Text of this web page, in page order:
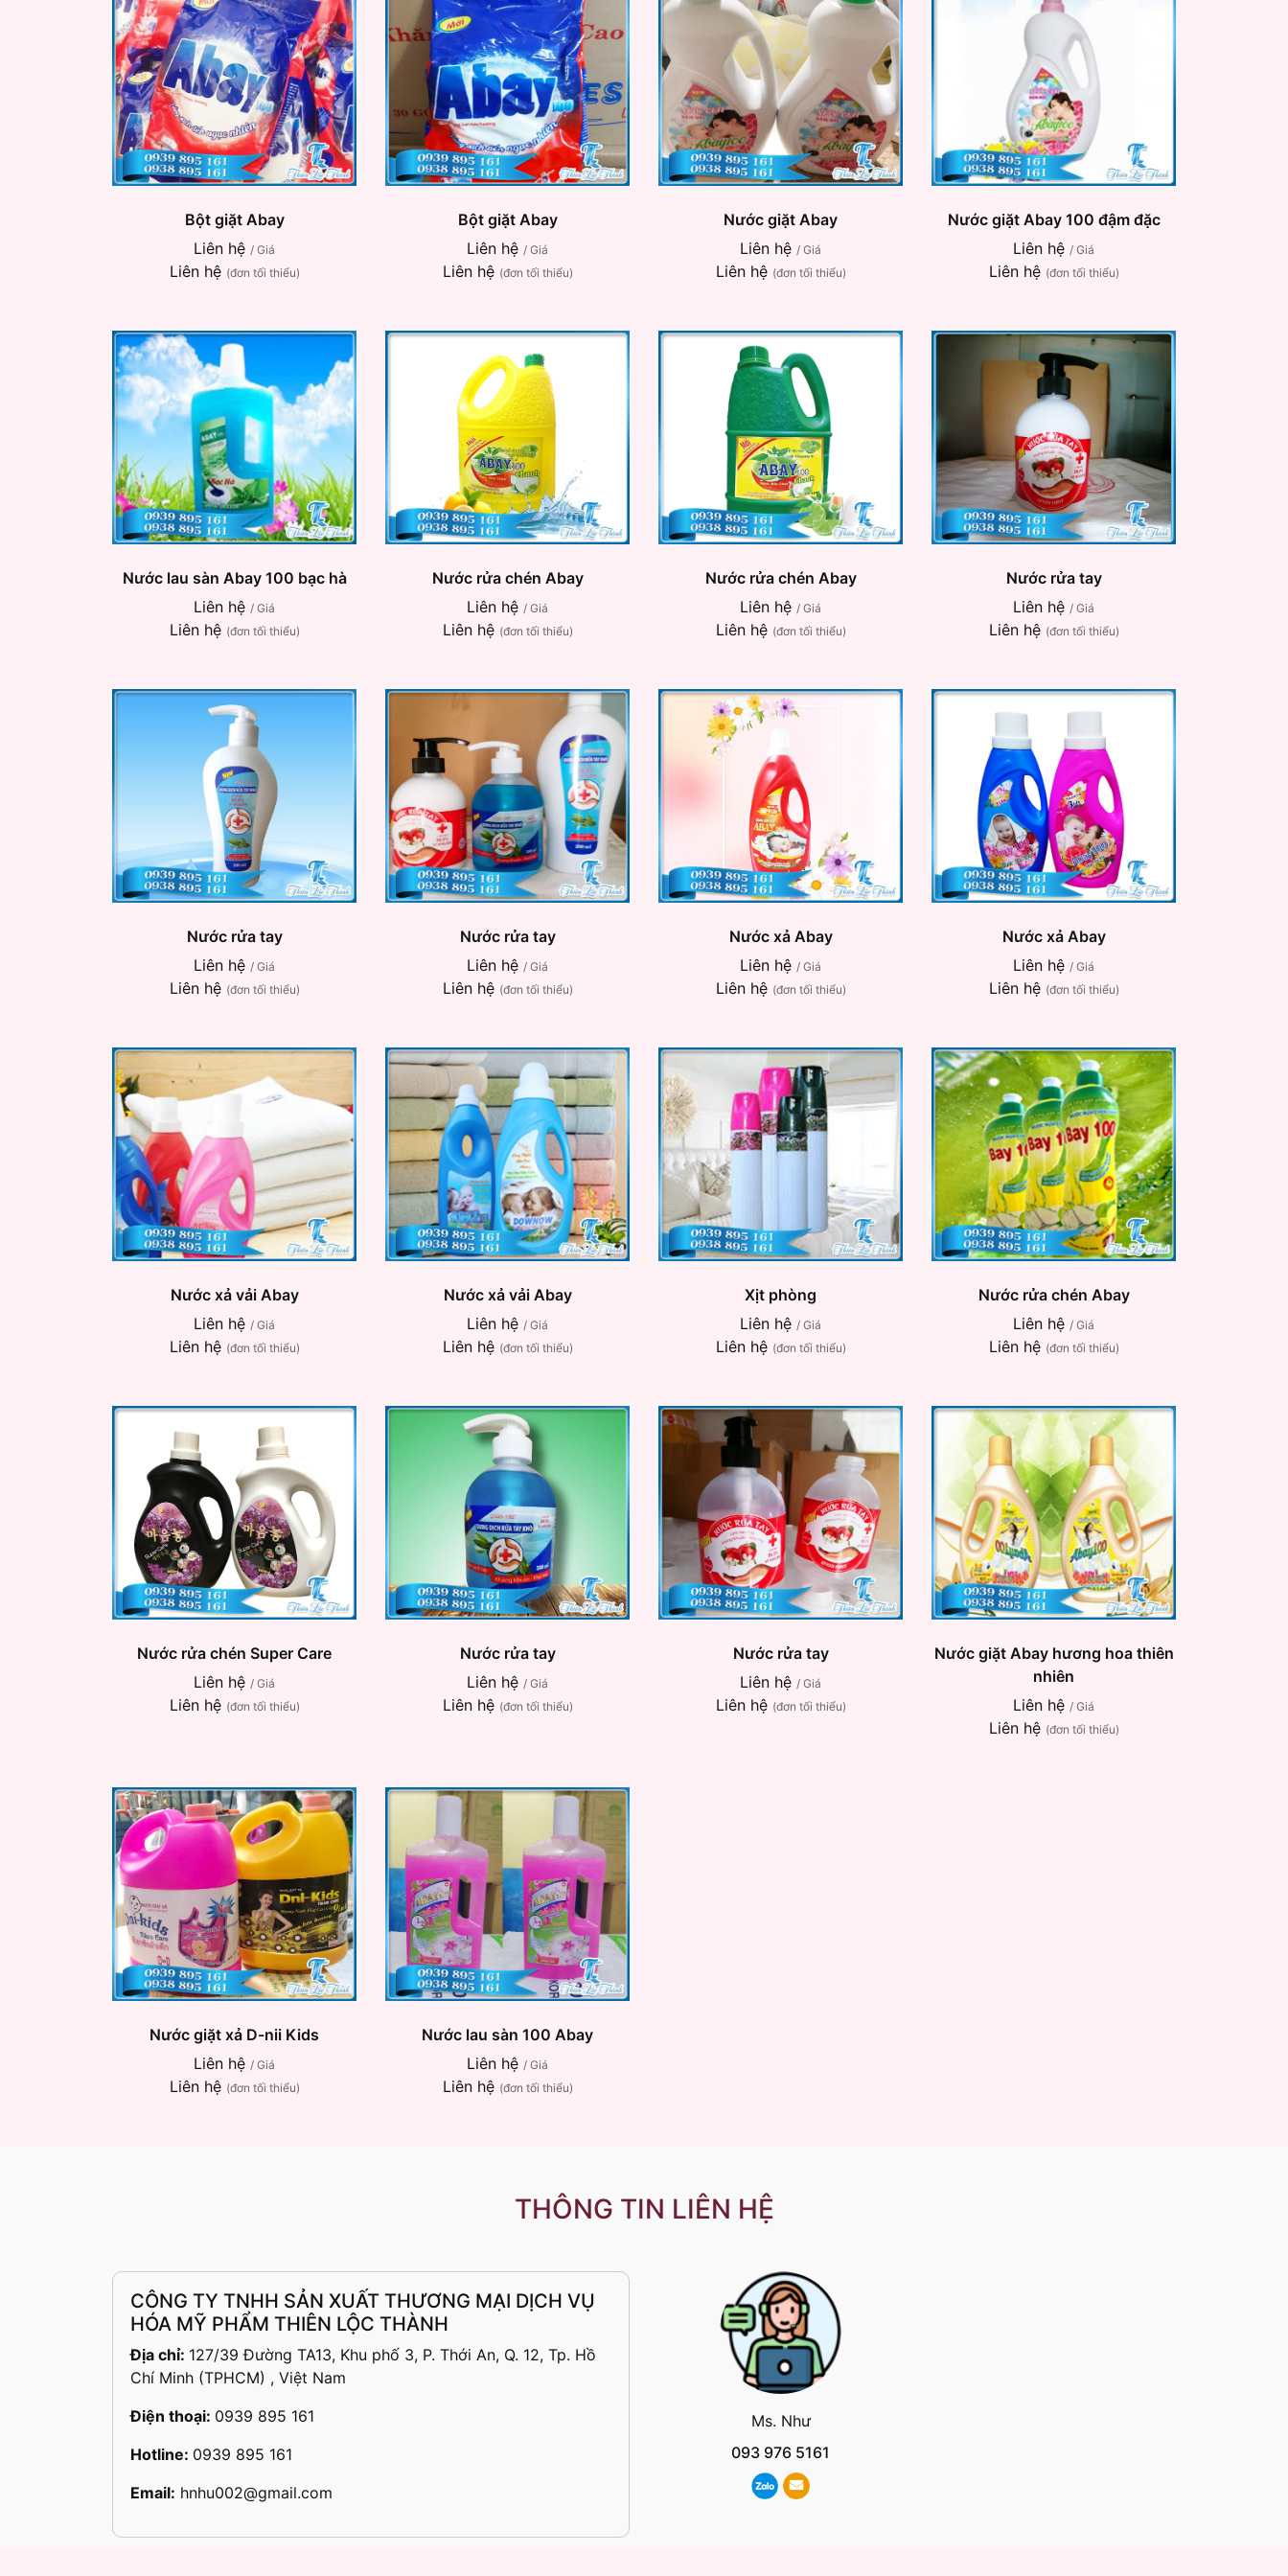
Bột giặt Abay
Liên hệ / Giá
Liên hệ (đơn tối thiểu)
Bột giặt Abay
Liên hệ / Giá
Liên hệ (đơn tối thiểu)
Nước giặt Abay
Liên hệ / Giá
Liên hệ (đơn tối thiểu)
Nước giặt Abay 100 đậm đặc
Liên hệ / Giá
Liên hệ (đơn tối thiểu)
Nước lau sàn Abay 100 bạc hà
Liên hệ / Giá
Liên hệ (đơn tối thiểu)
Nước rửa chén Abay
Liên hệ / Giá
Liên hệ (đơn tối thiểu)
Nước rửa chén Abay
Liên hệ / Giá
Liên hệ (đơn tối thiểu)
Nước rửa tay
Liên hệ / Giá
Liên hệ (đơn tối thiểu)
Nước rửa tay
Liên hệ / Giá
Liên hệ (đơn tối thiểu)
Nước rửa tay
Liên hệ / Giá
Liên hệ (đơn tối thiểu)
Nước xả Abay
Liên hệ / Giá
Liên hệ (đơn tối thiểu)
Nước xả Abay
Liên hệ / Giá
Liên hệ (đơn tối thiểu)
Nước xả vải Abay
Liên hệ / Giá
Liên hệ (đơn tối thiểu)
Nước xả vải Abay
Liên hệ / Giá
Liên hệ (đơn tối thiểu)
Xịt phòng
Liên hệ / Giá
Liên hệ (đơn tối thiểu)
Nước rửa chén Abay
Liên hệ / Giá
Liên hệ (đơn tối thiểu)
Nước rửa chén Super Care
Liên hệ / Giá
Liên hệ (đơn tối thiểu)
Nước rửa tay
Liên hệ / Giá
Liên hệ (đơn tối thiểu)
Nước rửa tay
Liên hệ / Giá
Liên hệ (đơn tối thiểu)
Nước giặt Abay hương hoa thiên
nhiên
Liên hệ / Giá
Liên hệ (đơn tối thiểu)
Nước giặt xả D-nii Kids
Liên hệ / Giá
Liên hệ (đơn tối thiểu)
Nước lau sàn 100 Abay
Liên hệ / Giá
Liên hệ (đơn tối thiểu)
THÔNG TIN LIÊN HỆ
CÔNG TY TNHH SẢN XUẤT THƯƠNG MẠI DỊCH VỤ
HÓA MỸ PHẨM THIÊN LỘC THÀNH
Địa chỉ: 127/39 Đường TA13, Khu phố 3, P. Thới An, Q. 12, Tp. Hồ
Chí Minh (TPHCM) , Việt Nam
Điện thoại: 0939 895 161
Hotline: 0939 895 161
Email: hnhu002@gmail.com
Ms. Như
093 976 5161